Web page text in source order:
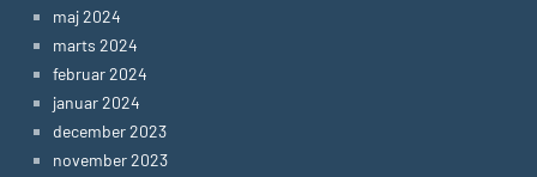
maj 2024
marts 2024
februar 2024
januar 2024
december 2023
november 2023